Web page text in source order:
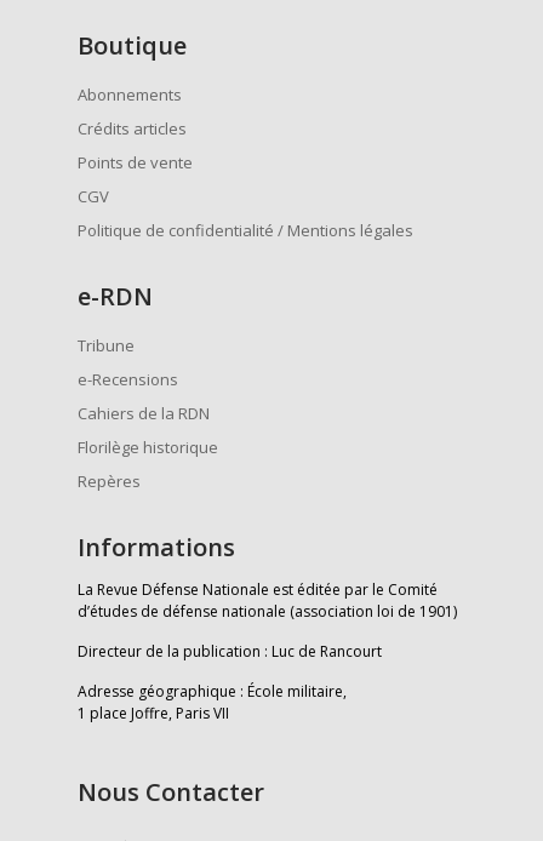
Boutique
Abonnements
Crédits articles
Points de vente
CGV
Politique de confidentialité / Mentions légales
e-RDN
Tribune
e-Recensions
Cahiers de la RDN
Florilège historique
Repères
Informations
La Revue Défense Nationale est éditée par le Comité
d’études de défense nationale (association loi de 1901)
Directeur de la publication : Luc de Rancourt
Adresse géographique : École militaire,
1 place Joffre, Paris VII
Nous Contacter